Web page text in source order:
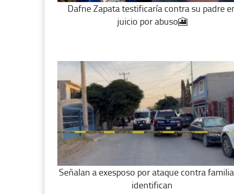
Dafne Zapata testificaría contra su padre
juicio por abuso🎦
Señalan a exesposo por ataque contra
identifican